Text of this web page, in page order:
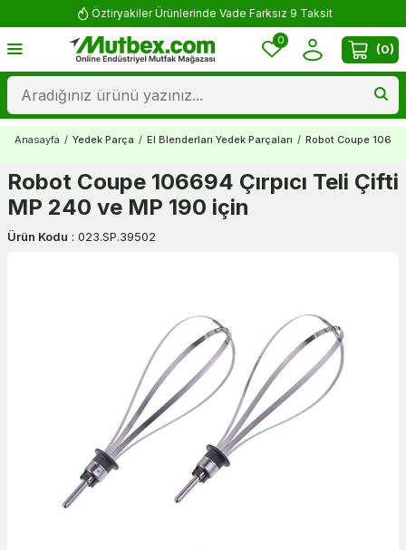
Öztiryakiler Ürünlerinde Vade Farksız 9 Taksit
0
(0)
Anasayfa / Yedek Parça / El Blenderları Yedek Parçaları / Robot Coupe
Robot Coupe 106694 Çırpıcı Teli Çifti
MP 240 ve MP 190 için
Ürün Kodu : 023.SP.39502